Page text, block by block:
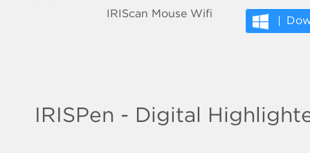
IRIScan Mouse Wifi
IRISPen - Digital